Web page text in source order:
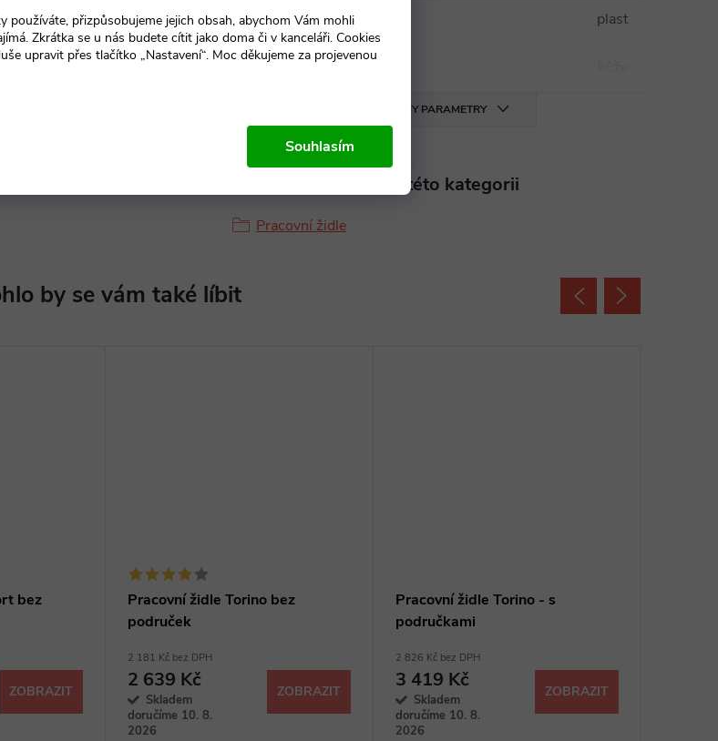
používáte, přizpůsobujeme jejich obsah, abychom Vám mohli
Zkrátka se u nás budete cítit jako doma či v kanceláři. Cookies
upravit přes tlačítko „Nastavení“. Moc děkujeme za projevenou
Souhlasím
Materiál kříže: plast
Materiál sedadla
VŠECHNY PARAMETRY
Produkt naleznete v této kategorii
Pracovní židle
bez
ZOBRAZIT
Pracovní židle Torino bez
područek
2 181 Kč bez DPH
2 639 Kč
Skladem
doručíme 10. 8.
2026
ZOBRAZIT
Pracovní židle Torino - s
područkami
2 826 Kč bez DPH
3 419 Kč
Skladem
doručíme 10. 8.
2026
ZOBRAZIT